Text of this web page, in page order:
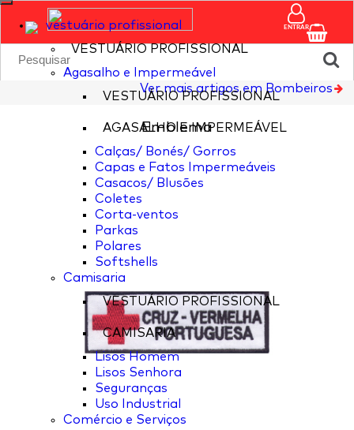
vestuário profissional
VESTUÁRIO PROFISSIONAL
Agasalho e Impermeável
VESTUÁRIO PROFISSIONAL
AGASALHO E IMPERMEÁVEL
Calças/ Bonés/ Gorros
Capas e Fatos Impermeáveis
Casacos/ Blusões
Coletes
Corta-ventos
Parkas
Polares
Softshells
Camisaria
VESTUÁRIO PROFISSIONAL
CAMISARIA
Lisos Homem
Lisos Senhora
Seguranças
Uso Industrial
Comércio e Serviços
ENTRAR
Ver mais artigos em Bombeiros
Emblema